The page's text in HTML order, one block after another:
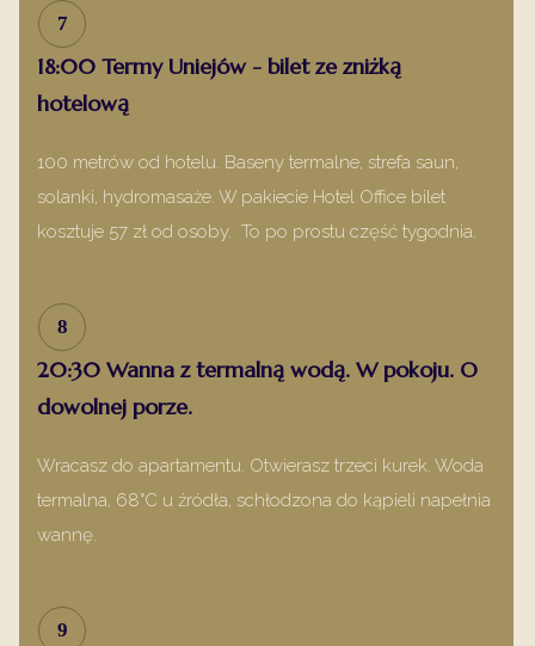
7
18:00 Termy Uniejów - bilet ze zniżką
hotelową
100 metrów od hotelu. Baseny termalne, strefa saun,
solanki, hydromasaże. W pakiecie Hotel Office bilet
kosztuje 57 zł od osoby. To po prostu część tygodnia.
8
20:30 Wanna z termalną wodą. W pokoju. O
dowolnej porze.
Wracasz do apartamentu. Otwierasz trzeci kurek. Woda
termalna, 68°C u źródła, schłodzona do kąpieli napełnia
wannę.
9